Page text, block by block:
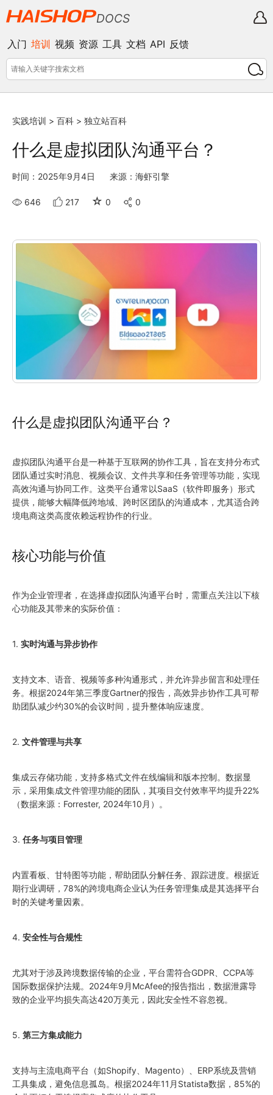
DOCS
入门 培训 视频 资源 工具 文档 API 反馈
实践培训 > 百科 > 独立站百科
什么是虚拟团队沟通平台？
时间：2025年9月4日 来源：海虾引擎
646 217 ☆ 0 0
什么是虚拟团队沟通平台？
虚拟团队沟通平台是一种基于互联网的协作工具，旨在支持分布式
团队通过实时消息、视频会议、文件共享和任务管理等功能，实现
高效沟通与协同工作。这类平台通常以SaaS（软件即服务）形式
提供，能够大幅降低跨地域、跨时区团队的沟通成本，尤其适合跨
境电商这类高度依赖远程协作的行业。
核心功能与价值
作为企业管理者，在选择虚拟团队沟通平台时，需重点关注以下核
心功能及其带来的实际价值：
1. 实时沟通与异步协作
支持文本、语音、视频等多种沟通形式，并允许异步留言和处理任
务。根据2024年第三季度Gartner的报告，高效异步协作工具可帮
助团队减少约30%的会议时间，提升整体响应速度。
2. 文件管理与共享
集成云存储功能，支持多格式文件在线编辑和版本控制。数据显
示，采用集成文件管理功能的团队，其项目交付效率平均提升22%
（数据来源：Forrester, 2024年10月）。
3. 任务与项目管理
内置看板、甘特图等功能，帮助团队分解任务、跟踪进度。根据近
期行业调研，78%的跨境电商企业认为任务管理集成是其选择平台
时的关键考量因素。
4. 安全性与合规性
尤其对于涉及跨境数据传输的企业，平台需符合GDPR、CCPA等
国际数据保护法规。2024年9月McAfee的报告指出，数据泄露导
致的企业平均损失高达420万美元，因此安全性不容忽视。
5. 第三方集成能力
支持与主流电商平台（如Shopify、Magento）、ERP系统及营销
工具集成，避免信息孤岛。根据2024年11月Statista数据，85%的